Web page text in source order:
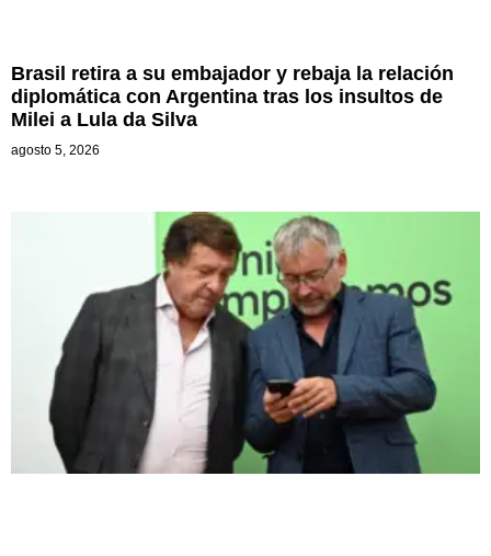
Brasil retira a su embajador y rebaja la relación
diplomática con Argentina tras los insultos de
Milei a Lula da Silva
agosto 5, 2026